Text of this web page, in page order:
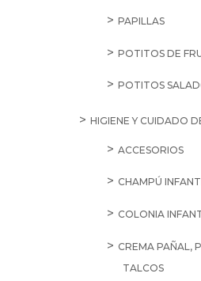
PAPILLAS
POTITOS DE
POTITOS
HIGIENE Y CUIDADO
ACCESORIOS
CHAMPÚ
COLONIA
CREMA PAÑAL,
TALCOS